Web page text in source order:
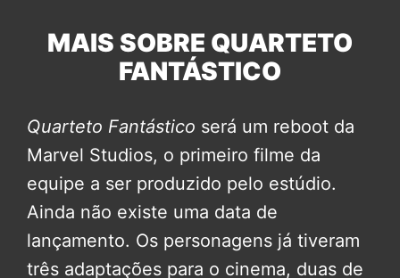
MAIS SOBRE QUARTETO
FANTÁSTICO
Quarteto Fantástico será um reboot da
Marvel Studios, o primeiro filme da
equipe a ser produzido pelo estúdio.
Ainda não existe uma data de
lançamento. Os personagens já tiveram
três adaptações para o cinema, duas de